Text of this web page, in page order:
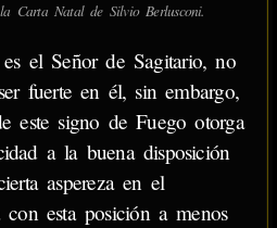
Carta Natal de Silvio Berlusconi.
el Señor de Sagitario, no
fuerte en él, sin embargo,
este signo de Fuego otorga
a la buena disposición
aspereza en el
con esta posición a menos